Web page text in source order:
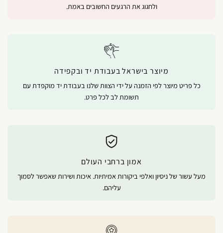
ולחגוג את הרגעים החשובים באמת.
מיוצר בישראל בעבודת יד ובקפידה
כל פריט מיוצר לפי הזמנה על ידי הצוות שלנו בעבודת יד מוקפדת עם
תשומת לב לכל פרט.
אמון ברחבי העולם
מעל עשור של ניסיון ואלפי ביקורות אמיתיות. איכות ושירות שאפשר לסמוך
עליהם.